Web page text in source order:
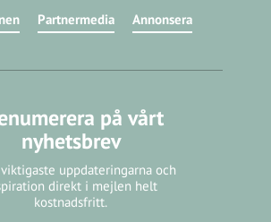
Partnermedia Annonsera
på vårt
nyhetsbrev
uppdateringarna och
direkt i mejlen helt
kostnadsfritt.